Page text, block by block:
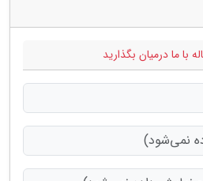
با ما درمیان بگذارید